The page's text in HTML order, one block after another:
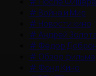
# Война и Мир
# Новости кино
#Андрей
# Федор
# Обзор фильма
# Фонд Кино